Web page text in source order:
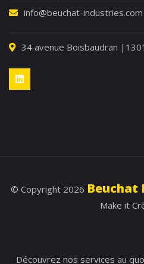
info@beuchat-industries.com
34 avenue Boisbaudran
© Copyright 2026 Beuchat
Make it
Découvrez nos services au